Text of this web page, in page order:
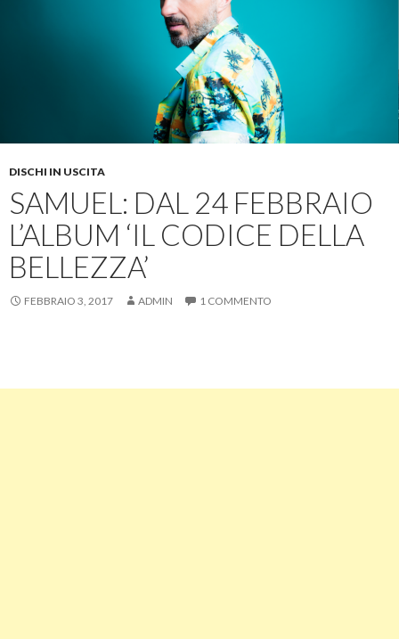
DISCHI IN USCITA
SAMUEL: DAL 24 FEBBRAIO
L’ALBUM ‘IL CODICE DELLA
BELLEZZA’
FEBBRAIO 3, 2017 ADMIN 1 COMMENTO